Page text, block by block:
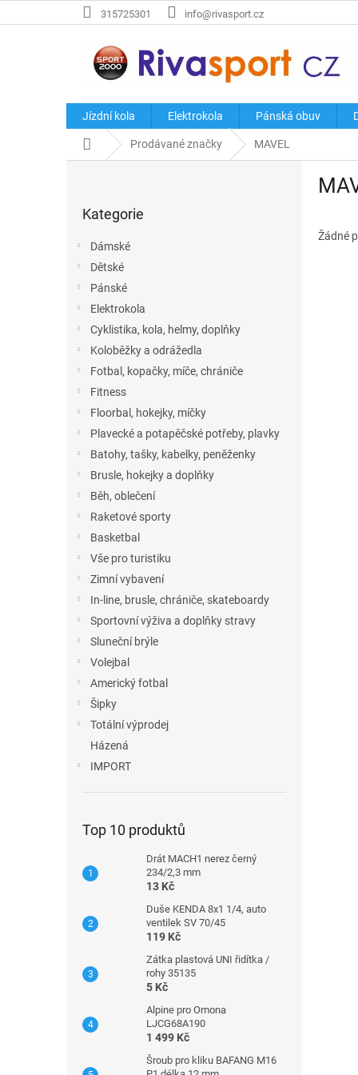
na
315725301 info@rivasport.cz
Jízdní kola Elektrokola Pánská obuv
Domů Prodávané značky MAVEL
kategorie
Kategorie
Dámské
Dětské
Pánské
Elektrokola
Cyklistika, kola, helmy, doplňky
Koloběžky a odrážedla
Fotbal, kopačky, míče, chrániče
Fitness
Floorbal, hokejky, míčky
Plavecké a potapěčské potřeby, plavky
Batohy, tašky, kabelky, peněženky
Brusle, hokejky a doplňky
Běh, oblečení
Raketové sporty
Basketbal
Vše pro turistiku
Zimní vybavení
In-line, brusle, chrániče, skateboardy
Sportovní výživa a doplňky stravy
Sluneční brýle
Volejbal
Americký fotbal
Šipky
Totální výprodej
Házená
IMPORT
Top 10 produktů
Drát MACH1 nerez černý
234/2,3 mm
13 Kč
Duše KENDA 8x1 1/4, auto
ventilek SV 70/45
119 Kč
Zátka plastová UNI řidítka /
rohy 35135
5 Kč
Alpine pro Omona
LJCG68A190
1 499 Kč
Šroub pro kliku BAFANG M16
Žádné